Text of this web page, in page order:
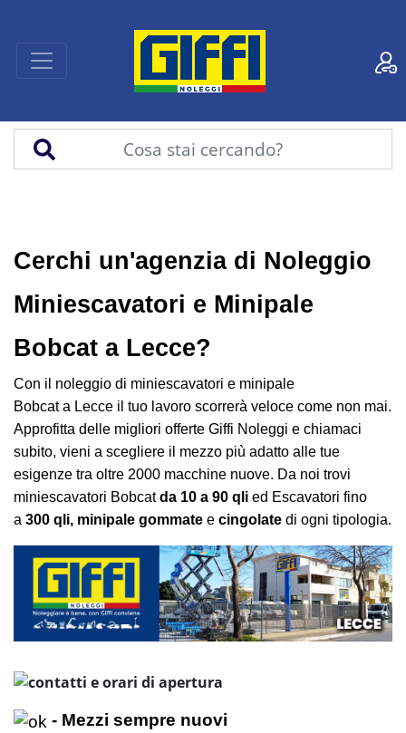
Cerchi un'agenzia di Noleggio
Miniescavatori e Minipale
Bobcat a Lecce?
Con il noleggio di miniescavatori e minipale
Bobcat a Lecce il tuo lavoro scorrerà veloce come non mai.
Approfitta delle migliori offerte Giffi Noleggi e chiamaci
subito, vieni a scegliere il mezzo più adatto alle tue
esigenze tra oltre 2000 macchine nuove. Da noi trovi
miniescavatori Bobcatda 10 a 90 qli ed Escavatori fino
a 300 qli, minipale gommate e cingolate di ogni tipologia.
- Mezzi sempre nuovi